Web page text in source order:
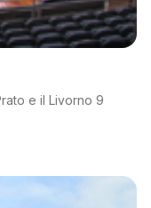
e il Livorno 9